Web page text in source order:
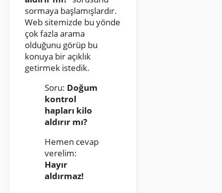
sormaya başlamışlardır.
Web sitemizde bu yönde
çok fazla arama
olduğunu görüp bu
konuya bir açıklık
getirmek istedik.
Soru: Doğum
kontrol
hapları kilo
aldırır mı?
Hemen cevap
verelim:
Hayır
aldırmaz!